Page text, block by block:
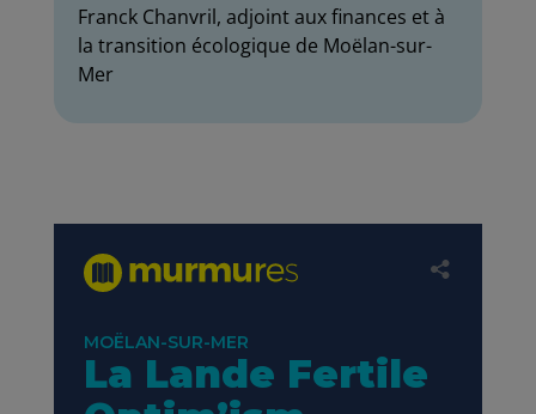
Franck Chanvril, adjoint aux finances et à
la transition écologique de Moëlan-sur-
Mer